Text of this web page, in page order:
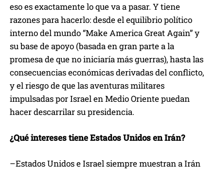
eso es exactamente lo que va a pasar. Y tiene
razones para hacerlo: desde el equilibrio político
interno del mundo “Make America Great Again” y
su base de apoyo (basada en gran parte a la
promesa de que no iniciaría más guerras), hasta las
consecuencias económicas derivadas del conflicto,
y el riesgo de que las aventuras militares
impulsadas por Israel en Medio Oriente puedan
hacer descarrilar su presidencia.
¿Qué intereses tiene Estados Unidos en Irán?
–Estados Unidos e Israel siempre muestran a Irán